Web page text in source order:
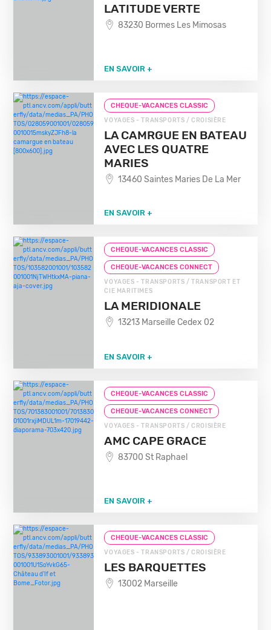
LATITUDE VERTE
83230 Bormes Les Mimosas
EN SAVOIR +
CHEQUE-VACANCES CLASSIC
VOYAGES - TRANSPORTS / CROISIÈRE
LA CAMRGUE EN BATEAU
AVEC LES QUATRE
MARIES
13460 Saintes Maries De La Mer
EN SAVOIR +
CHEQUE-VACANCES CLASSIC
CHEQUE-VACANCES CONNECT
VOYAGES - TRANSPORTS / TRANSPORT ET
CIE MARITIMES
LA MERIDIONALE
13213 Marseille Cedex 02
EN SAVOIR +
CHEQUE-VACANCES CLASSIC
CHEQUE-VACANCES CONNECT
VOYAGES - TRANSPORTS / CROISIÈRE
AMC CAPE GRACE
83700 St Raphael
EN SAVOIR +
CHEQUE-VACANCES CLASSIC
VOYAGES - TRANSPORTS / CROISIÈRE
LES BARQUETTES
13002 Marseille